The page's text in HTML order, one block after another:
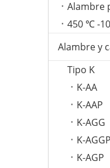
Alambre y
Tipo K
K-AA
K-AAP
K-AGG
K-AGGP
K-AGP